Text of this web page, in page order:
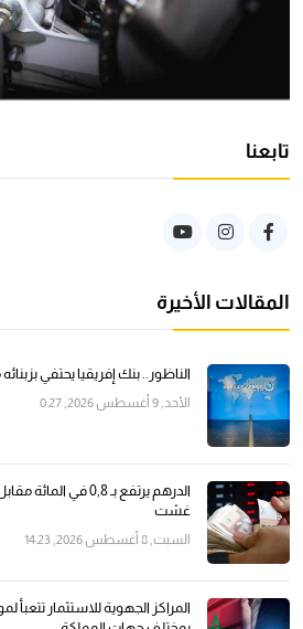
تابعنا
المقالات الأخيرة
الناظور.. بنك إفريقيا يحتفي
الأحد, 9 أغسطس 2026, 0:27
غشت
السبت, 8 أغسطس 2026, 14:23
المراكز الجهوية للاستثمار تتعبأ